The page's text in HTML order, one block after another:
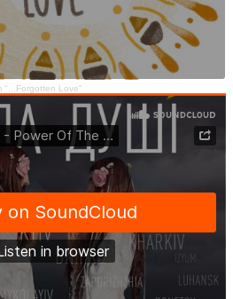
"...Forgotten Love"